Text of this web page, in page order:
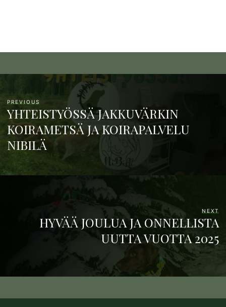
PREVIOUS
YHTEISTYÖSSÄ JAKKUVÄRKIN
KOIRAMETSÄ JA KOIRAPALVELU
NIBILÄ
NEXT
HYVÄÄ JOULUA JA ONNELLISTA
UUTTA VUOTTA 2025